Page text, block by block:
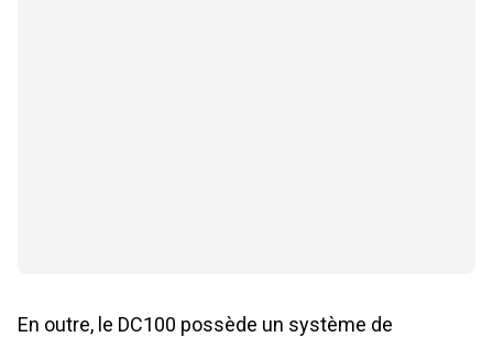
En outre, le DC100 possède un système de